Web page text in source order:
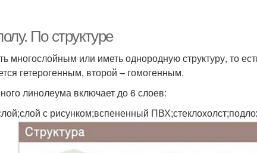
По структуре
многослойным или иметь однородную структуру, то
гетерогенным, второй – гомогенным.
линолеума включает до 6 слоев:
с рисунком;вспененный